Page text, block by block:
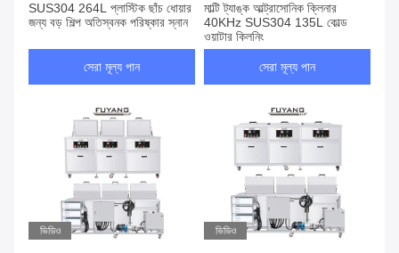
SUS304 264L প্লাস্টিক ছাঁচ ধোয়ার
জন্য বড় শিল্প অতিস্বনক পরিষ্কার স্নান
সেরা মূল্য পান
মাল্টি ট্যাঙ্ক আল্ট্রাসোনিক ক্লিনার
40KHz SUS304 135L কোল্ড
ওয়াটার ক্লিনিং
সেরা মূল্য পান
ভিডিও ভিডিও